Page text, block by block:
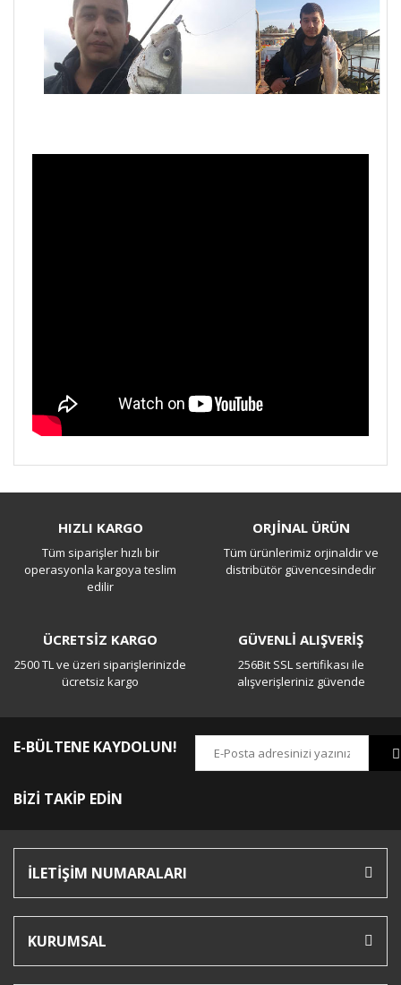
Yorum Yaz
HIZLI KARGO
Tüm siparişler hızlı bir
operasyonla kargoya teslim
edilir
ORJİNAL ÜRÜN
Tüm ürünlerimiz orjinaldir ve
distribütör güvencesindedir
ÜCRETSİZ KARGO
2500 TL ve üzeri siparişlerinizde
ücretsiz kargo
GÜVENLİ ALIŞVERİŞ
256Bit SSL sertifikası ile
alışverişleriniz güvende
E-BÜLTENE KAYDOLUN!
BİZİ TAKİP EDİN
İLETİŞİM NUMARALARI
KURUMSAL